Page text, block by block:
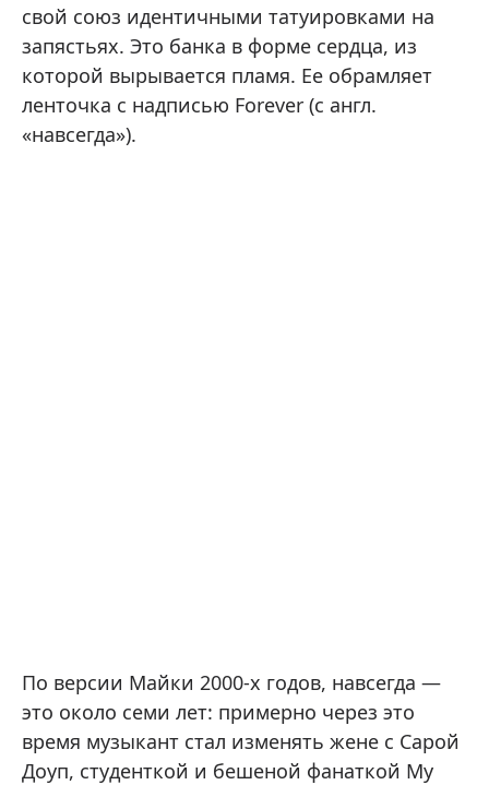
свой союз идентичными татуировками на
запястьях. Это банка в форме сердца, из
которой вырывается пламя. Ее обрамляет
ленточка с надписью Forever (с англ.
«навсегда»).
По версии Майки 2000-х годов, навсегда —
это около семи лет: примерно через это
время музыкант стал изменять жене с Сарой
Доуп, студенткой и бешеной фанаткой My